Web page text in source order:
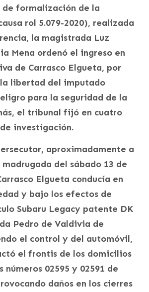
de formalización de la
rol 5.079-2020), realizada
la magistrada Luz
Mena ordenó el ingreso en
de Carrasco Elgueta, por
libertad del imputado
para la seguridad de la
el tribunal fijó en cuatro
investigación.
aproximadamente a
del sábado 13 de
Elgueta conducía en
y bajo los efectos de
Subaru Legacy patente DK
Pedro de Valdivia de
el control y del automóvil,
el frontis de los domicilios
números 02595 y 02591 de
daños en los cierres